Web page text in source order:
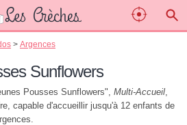
> Argences
Sunflowers
Pousses Sunflowers", Multi-Accueil,
capable d'accueillir jusqu'à 12 enfants de